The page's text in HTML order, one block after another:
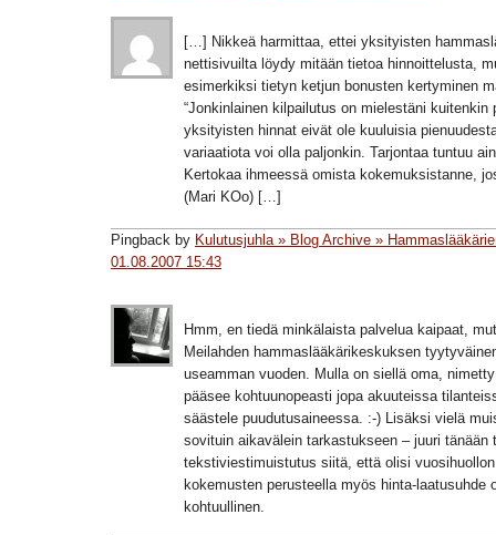
[…] Nikkeä harmittaa, ettei yksityisten
nettisivuilta löydy mitään tietoa hinnoittelusta,
esimerkiksi tietyn ketjun bonusten kertyminen
“Jonkinlainen kilpailutus on mielestäni kuitenkin
yksityisten hinnat eivät ole kuuluisia
variaatiota voi olla paljonkin. Tarjontaa tuntuu
Kertokaa ihmeessä omista kokemuksistanne,
(Mari KOo) […]
Pingback by Kulutusjuhla » Blog Archive »
01.08.2007 15:43
Hmm, en tiedä minkälaista palvelua kaipaat,
Meilahden hammaslääkärikeskuksen
useamman vuoden. Mulla on siellä oma,
pääsee kohtuunopeasti jopa akuuteissa
säästele puudutusaineessa. :-) Lisäksi vielä
sovituin aikavälein tarkastukseen – juuri tänään
tekstiviestimuistutus siitä, että olisi
kokemusten perusteella myös hinta-laatusuhde
kohtuullinen.